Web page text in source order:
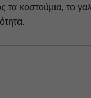
κοστούμια, το